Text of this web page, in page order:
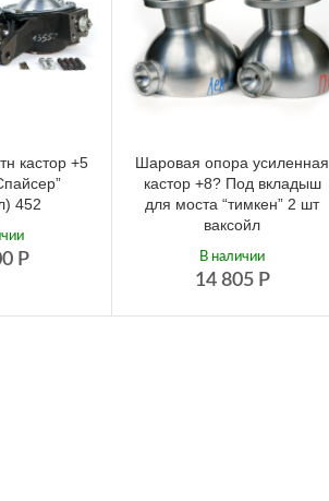
кастор +5
452
Р
Шаровая опора усиленная
кастор +8? Под вкладыш
для моста “тимкен” 2 шт
ваксойл
14 805 Р
В наличии